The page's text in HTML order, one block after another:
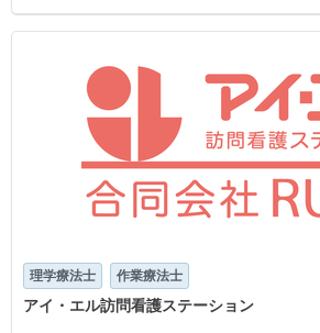
理学療法士 作業療法士
アイ・エル訪問看護ステーション